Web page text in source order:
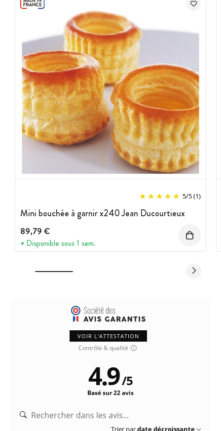
5/5(1)
Mini bouchée à garnir x240 Jean Ducourtieux
89,79 €
Disponible sous 1 sem.
VOIR L'ATTESTATION
Contrôle & qualité
4.9/5
Basé sur 22 avis
Trier pardate décroissante